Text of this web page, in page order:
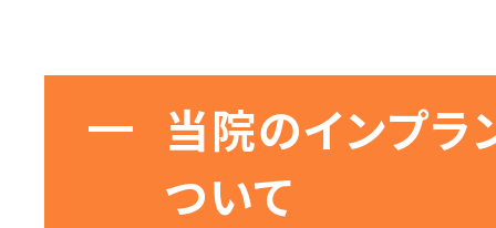
当院のインプラ
ついて